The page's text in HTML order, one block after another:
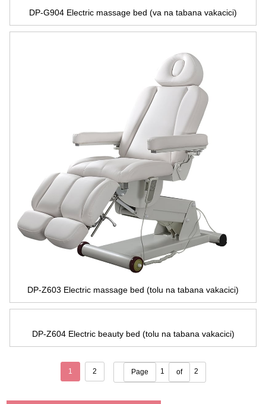
DP-G904 Electric massage bed (va na tabana vakacici)
DP-Z603 Electric massage bed (tolu na tabana vakacici)
DP-Z604 Electric beauty bed (tolu na tabana vakacici)
1 2 Page 1 of 2